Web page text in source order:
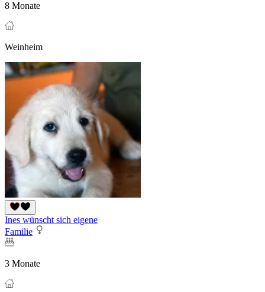
8 Monate
Weinheim
Ines wünscht sich eigene
Familie
3 Monate